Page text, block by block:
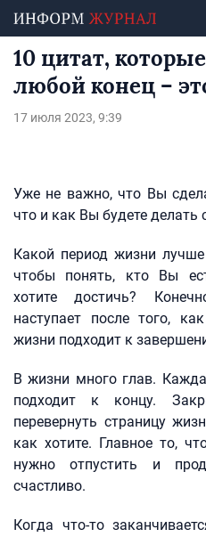
10 цитат,
любой конец –
17 июля 2023, 9:39
Уже не важно, что Вы
что и как Вы будете делать
Какой период жизни
чтобы понять, кто Вы
хотите достичь?
наступает после того,
жизни подходит к
В жизни много глав.
подходит к концу.
перевернуть страницу
как хотите. Главное то,
нужно отпустить и
счастливо.
Когда что-то